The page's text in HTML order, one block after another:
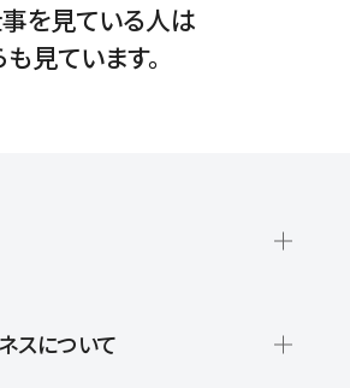
を見ている人は
も見ています。
の流れ
スについて